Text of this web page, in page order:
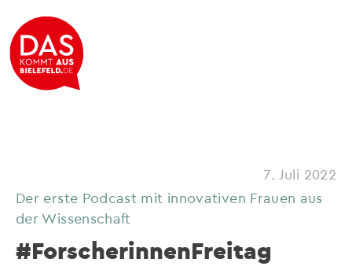
7. Juli 2022
Der erste Podcast mit innovativen Frauen aus
der Wissenschaft
#ForscherinnenFreitag